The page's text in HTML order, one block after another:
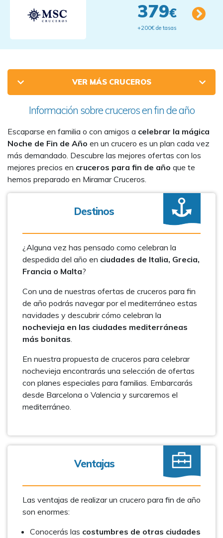
379€
+200€ de tasas
VER MÁS CRUCEROS
Información sobre cruceros en fin de año
Escaparse en familia o con amigos a celebrar la mágica
Noche de Fin de Año en un crucero es un plan cada vez
más demandado. Descubre las mejores ofertas con los
mejores precios en cruceros para fin de año que te
hemos preparado en Miramar Cruceros.
Destinos
¿Alguna vez has pensado como celebran la
despedida del año en ciudades de Italia, Grecia,
Francia o Malta?
Con una de nuestras ofertas de cruceros para fin
de año podrás navegar por el mediterráneo estas
navidades y descubrir cómo celebran la
nochevieja en las ciudades mediterráneas
más bonitas.
En nuestra propuesta de cruceros para celebrar
nochevieja encontrarás una selección de ofertas
con planes especiales para familias. Embarcarás
desde Barcelona o Valencia y surcaremos el
mediterráneo.
Ventajas
Las ventajas de realizar un crucero para fin de año
son enormes:
Conocerás las costumbres de otras ciudades